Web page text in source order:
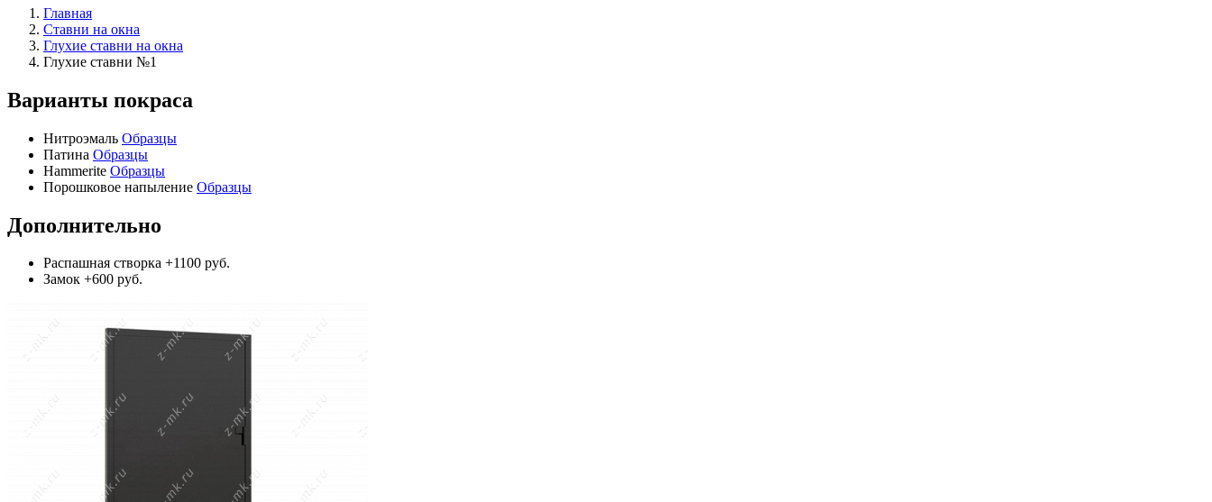
Главная
Ставни на окна
Глухие ставни на окна
Глухие ставни №1
Варианты покраса
Нитроэмаль Образцы
Патина Образцы
Hammerite Образцы
Порошковое напыление Образцы
Дополнительно
Распашная створка +1100 руб.
Замок +600 руб.